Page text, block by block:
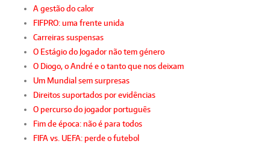
A gestão do calor
FIFPRO: uma frente unida
Carreiras suspensas
O Estágio do Jogador não tem género
O Diogo, o André e o tanto que nos deixam
Um Mundial sem surpresas
Direitos suportados por evidências
O percurso do jogador português
Fim de época: não é para todos
FIFA vs. UEFA: perde o futebol